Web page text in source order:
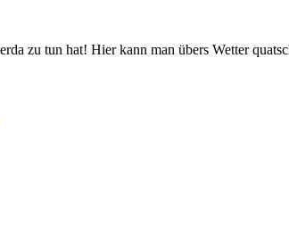
zu tun hat! Hier kann man übers Wetter